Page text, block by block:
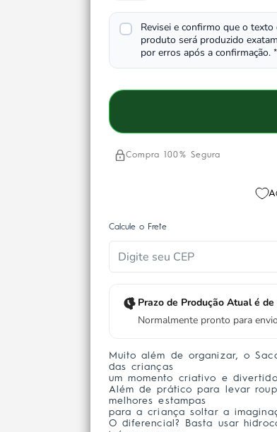
Revisei e confirmo que o
produto será produzido
por erros após a confirmação. *
Compra 100% Segura
Calcule o Frete
Prazo de Produção Atual é
Normalmente pronto para
Muito além de organizar, o
das crianças
um momento criativo e
Além de prático para levar
melhores estampas
para a criança soltar a
O diferencial? Basta usar